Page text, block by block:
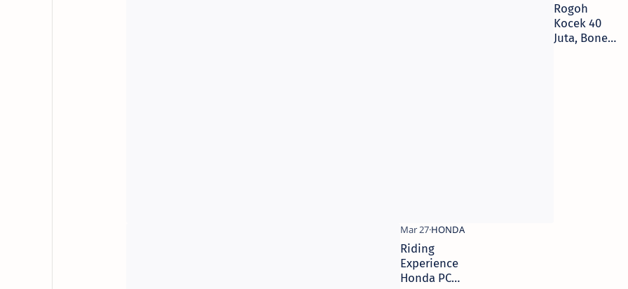
Rogoh
Kocek 40
Juta, Bonek
Riding
Experience
Honda PCX